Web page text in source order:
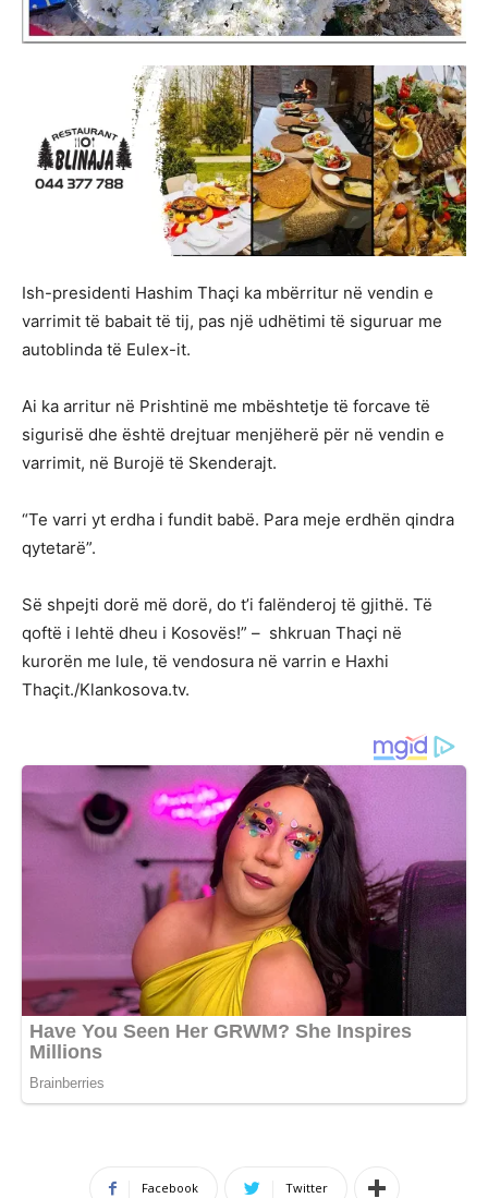
Ish-presidenti Hashim Thaçi ka mbërritur në vendin e
varrimit të babait të tij, pas një udhëtimi të siguruar me
autoblinda të Eulex-it.
Ai ka arritur në Prishtinë me mbështetje të forcave të
sigurisë dhe është drejtuar menjëherë për në vendin e
varrimit, në Burojë të Skenderajt.
“Te varri yt erdha i fundit babë. Para meje erdhën qindra
qytetarë”.
Së shpejti dorë më dorë, do t’i falënderoj të gjithë. Të
qoftë i lehtë dheu i Kosovës!” – shkruan Thaçi në
kurorën me lule, të vendosura në varrin e Haxhi
Thaçit./Klankosova.tv.
Facebook Twitter